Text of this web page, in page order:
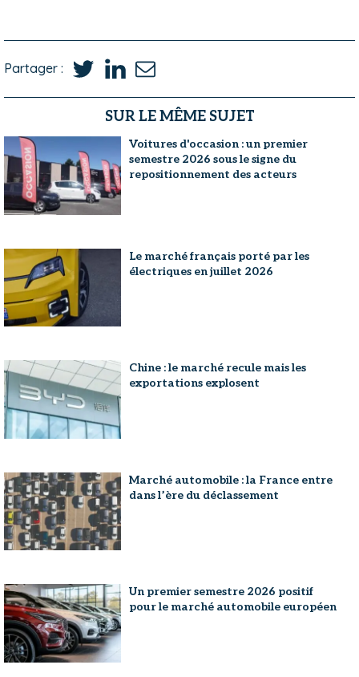
Partager :
SUR LE MÊME SUJET
Voitures d'occasion : un premier
semestre 2026 sous le signe du
repositionnement des acteurs
Le marché français porté par les
électriques en juillet 2026
Chine : le marché recule mais les
exportations explosent
Marché automobile : la France entre
dans l’ère du déclassement
Un premier semestre 2026 positif
pour le marché automobile européen